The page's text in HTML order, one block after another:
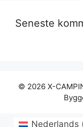
Seneste
© 2026 X-
Nederlands